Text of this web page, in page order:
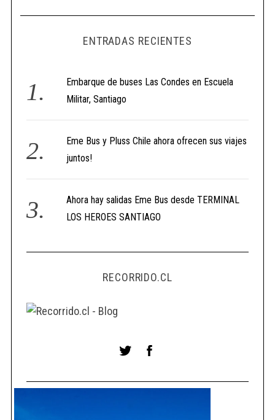
ENTRADAS RECIENTES
Embarque de buses Las Condes en Escuela
Militar, Santiago
Eme Bus y Pluss Chile ahora ofrecen sus viajes
juntos!
Ahora hay salidas Eme Bus desde TERMINAL
LOS HEROES SANTIAGO
RECORRIDO.CL